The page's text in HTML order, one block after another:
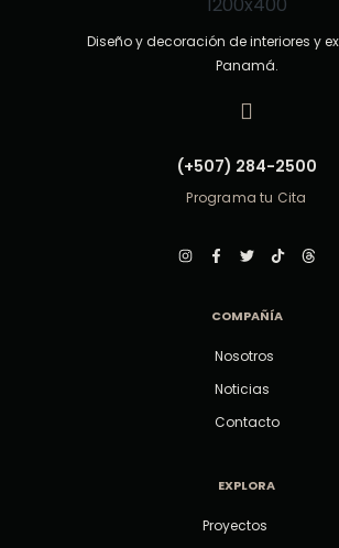
Diseño y decoración de interiores y
Panamá.
(+507) 284-2500
Programa tu Cita
COMPAÑÍA
Nosotros
Noticias
Contacto
EXPLORA
Proyectos